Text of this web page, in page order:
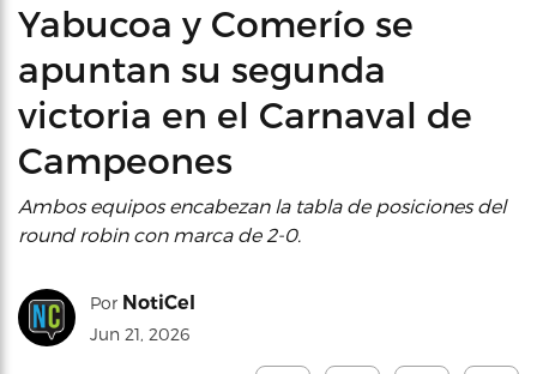
Yabucoa y Comerío se
apuntan su segunda
victoria en el Carnaval de
Campeones
Ambos equipos encabezan la tabla de posiciones del
round robin con marca de 2-0.
Por NotiCel
Jun 21, 2026